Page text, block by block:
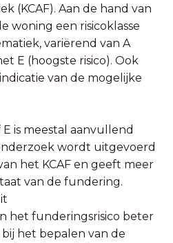
(KCAF). Aan de hand van
woning een risicoklasse
variërend van A
E (hoogste risico). Ook
van de mogelijke
E is meestal aanvullend
wordt uitgevoerd
het KCAF en geeft meer
van de fundering.
het funderingsrisico beter
het bepalen van de